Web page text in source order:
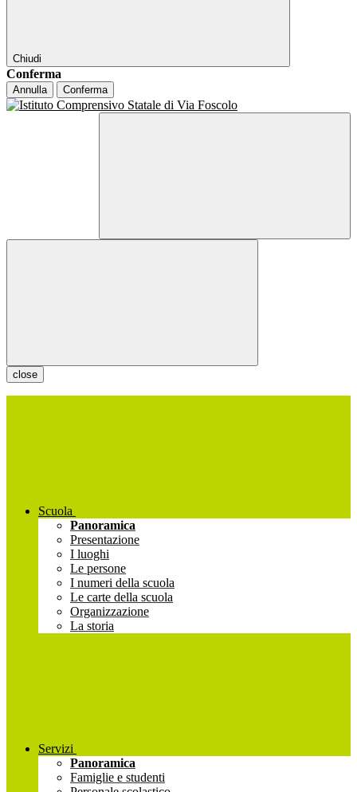
Chiudi
Conferma
Annulla Conferma
close
Scuola
Panoramica
Presentazione
I luoghi
Le persone
I numeri della scuola
Le carte della scuola
Organizzazione
La storia
Servizi
Panoramica
Famiglie e studenti